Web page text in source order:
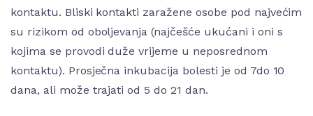
kontaktu. Bliski kontakti zaražene osobe pod najvećim
su rizikom od oboljevanja (najčešće ukućani i oni s
kojima se provodi duže vrijeme u neposrednom
kontaktu). Prosječna inkubacija bolesti je od 7do 10
dana, ali može trajati od 5 do 21 dan.